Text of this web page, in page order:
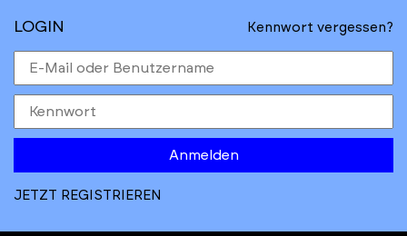
LOGIN Kennwort vergessen?
Anmelden
JETZT REGISTRIEREN